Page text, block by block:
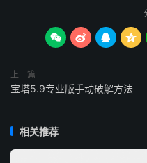
   
上一篇
宝塔5.9专业版手动破解方法
相关推荐